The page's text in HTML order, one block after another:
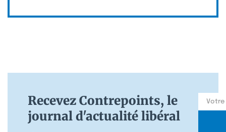
Recevez Contrepoints, le
journal d'actualité libéral